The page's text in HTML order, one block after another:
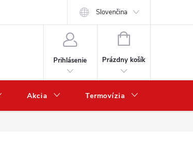
Slovenčina
Prihlásenie
NÁKUPNÝ
Prázdny košík
Akcia Termovízia